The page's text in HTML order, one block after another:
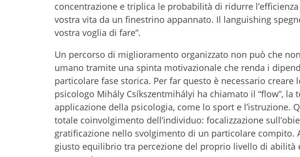
concentrazione e triplica le probabilità di ridurre
vostra vita da un finestrino appannato. Il languishing
vostra voglia di fare”.
Un percorso di miglioramento organizzato non può che
umano tramite una spinta motivazionale che renda i
particolare fase storica. Per far questo è necessario
psicologo Mihály Csíkszentmihályi ha chiamato il “flow”,
applicazione della psicologia, come lo sport e l’istruzione.
totale coinvolgimento dell’individuo: focalizzazione
gratificazione nello svolgimento di un particolare compito.
giusto equilibrio tra percezione del proprio livello di abilità